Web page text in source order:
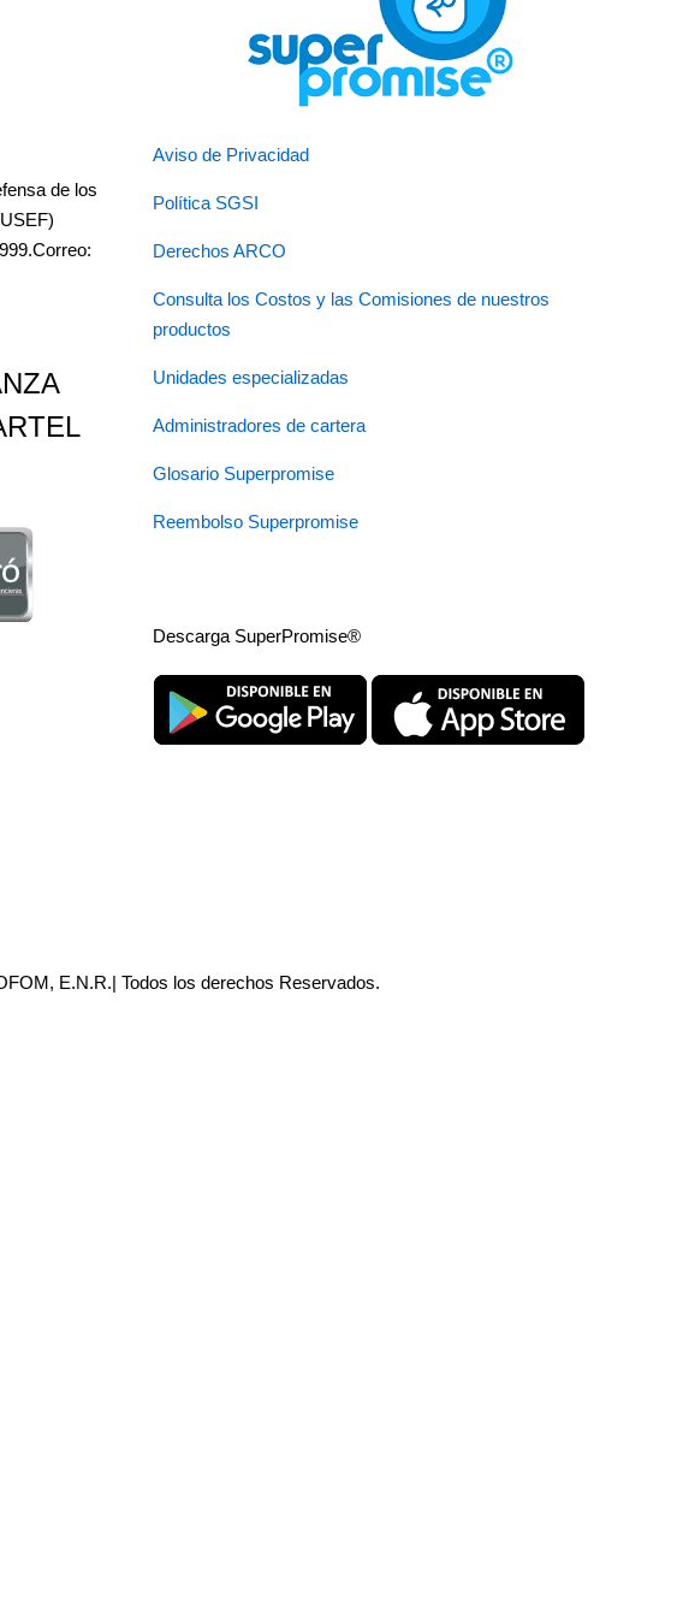
de los
Aviso de Privacidad
Política SGSI
Derechos ARCO
Consulta los Costos y las Comisiones de nuestros
productos
Unidades especializadas
Administradores de cartera
Glosario Superpromise
Reembolso Superpromise
Descarga SuperPromise®
E.N.R.| Todos los derechos Reservados.